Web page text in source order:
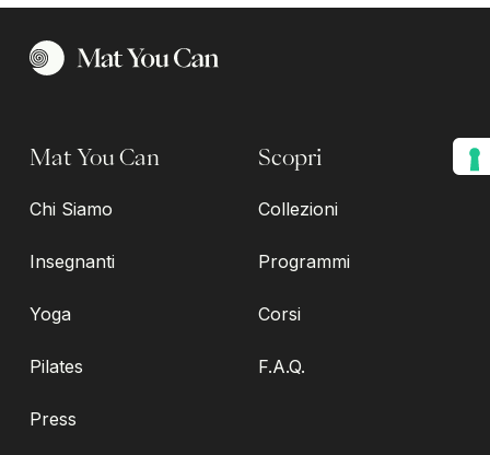
Mat You Can
Chi Siamo
Insegnanti
Yoga
Pilates
Press
Scopri
Collezioni
Programmi
Corsi
F.A.Q.